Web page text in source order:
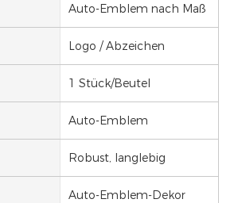
Auto-Emblem nach Maß
Logo / Abzeichen
1 Stück/Beutel
Auto-Emblem
Robust, langlebig
Auto-Emblem-Dekor